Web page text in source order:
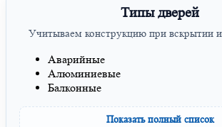
Типы дверей
Учитываем конструкцию при вскрытии
Аварийные
Алюминиевые
Балконные
Показать полный список